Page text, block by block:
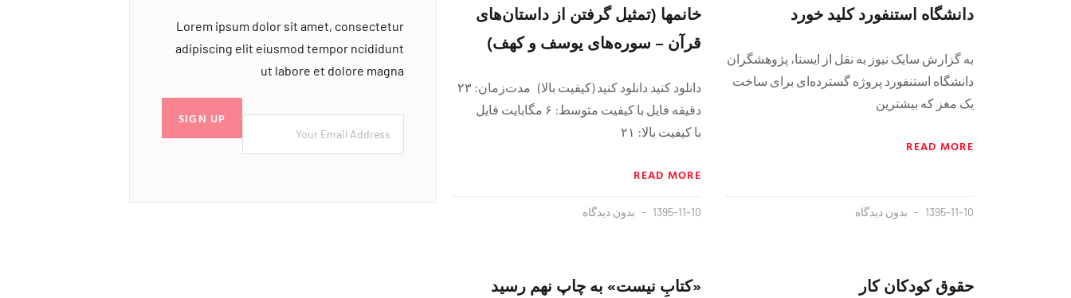
دانشگاه استنفورد کلید خورد
به گزارش سایک نیوز به نقل از ایسنا، پژوهشگران
دانشگاه استنفورد پروژه‌ گسترده‌ای برای ساخت
یک مغز که بیشترین
READ MORE
1395-11-10 بدون دیدگاه
خانمها (تمثیل گرفتن از داستان‌های
قرآن – سوره‌های یوسف و کهف)
دانلود کنید دانلود کنید (کیفیت بالا) مدت‌زمان: ۲۳
دقيقه فايل با کیفیت متوسط: ۶ مگابایت فايل
با کیفیت بالا: ۲۱
READ MORE
1395-11-10 بدون دیدگاه
حقوق كودكان كار «کتابِ نیست» به چاپ نهم رسيد
Lorem ipsum dolor sit amet, consectetur
adipiscing elit eiusmod tempor ncididunt
ut labore et dolore magna
SIGN UP